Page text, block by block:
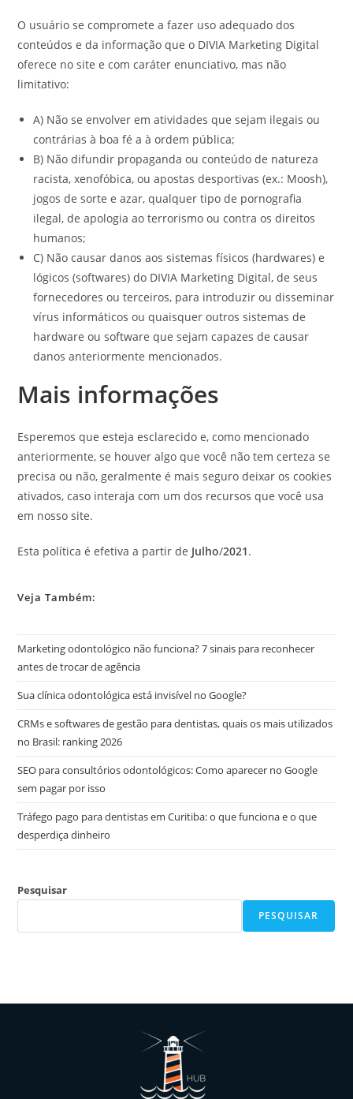
O usuário se compromete a fazer uso adequado dos
conteúdos e da informação que o DIVIA Marketing Digital
oferece no site e com caráter enunciativo, mas não
limitativo:
A) Não se envolver em atividades que sejam ilegais ou
contrárias à boa fé a à ordem pública;
B) Não difundir propaganda ou conteúdo de natureza
racista, xenofóbica, ou apostas desportivas (ex.: Moosh),
jogos de sorte e azar, qualquer tipo de pornografia
ilegal, de apologia ao terrorismo ou contra os direitos
humanos;
C) Não causar danos aos sistemas físicos (hardwares) e
lógicos (softwares) do DIVIA Marketing Digital, de seus
fornecedores ou terceiros, para introduzir ou disseminar
vírus informáticos ou quaisquer outros sistemas de
hardware ou software que sejam capazes de causar
danos anteriormente mencionados.
Mais informações
Esperemos que esteja esclarecido e, como mencionado
anteriormente, se houver algo que você não tem certeza se
precisa ou não, geralmente é mais seguro deixar os cookies
ativados, caso interaja com um dos recursos que você usa
em nosso site.
Esta política é efetiva a partir de Julho/2021.
Veja Também:
Marketing odontológico não funciona? 7 sinais para reconhecer
antes de trocar de agência
Sua clínica odontológica está invisível no Google?
CRMs e softwares de gestão para dentistas, quais os mais utilizados
no Brasil: ranking 2026
SEO para consultórios odontológicos: Como aparecer no Google
sem pagar por isso
Tráfego pago para dentistas em Curitiba: o que funciona e o que
desperdiça dinheiro
Pesquisar
PESQUISAR